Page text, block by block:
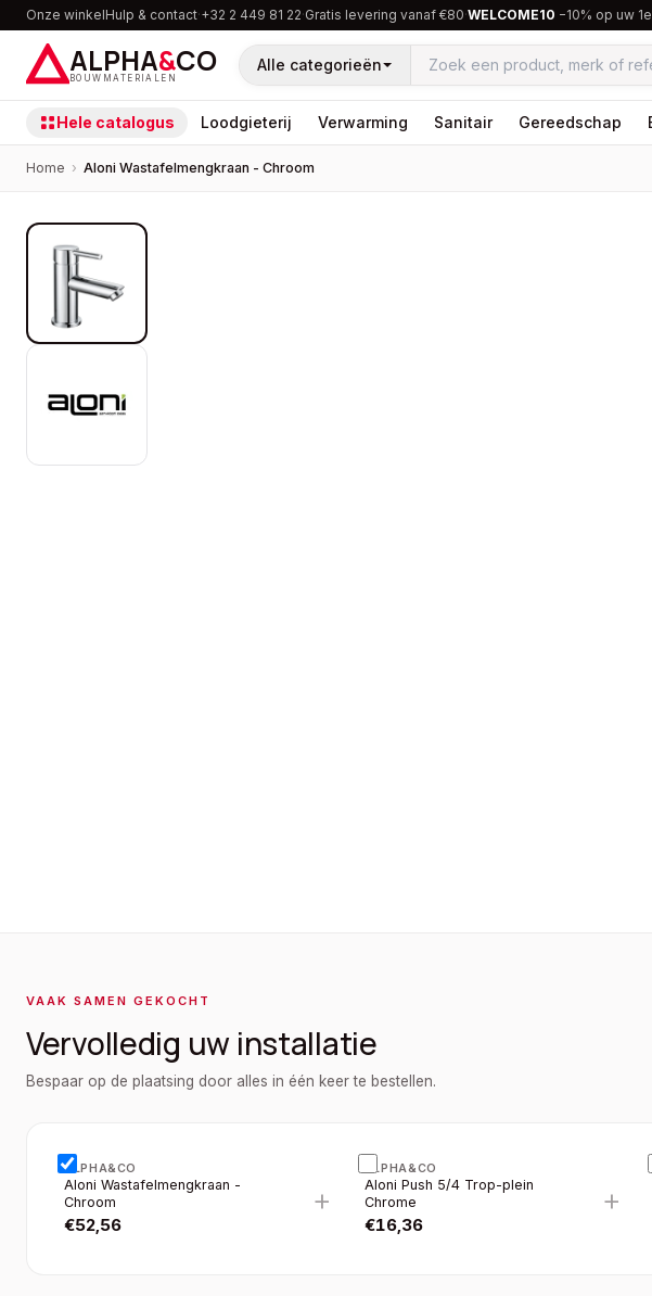
Onze winkelHulp & contact·+32 2 449 81 22·Gratis levering vanaf €80·WELCOME10 −10% op uw
ALPHA&CO
BOUWMATERIALEN
Alle categorieën
Hele catalogus Loodgieterij Verwarming Sanitair Gereedschap
Home › Aloni Wastafelmengkraan - Chroom
VAAK SAMEN GEKOCHT
Vervolledig uw installatie
Bespaar op de plaatsing door alles in één keer te bestellen.
ALPHA&CO
Aloni Wastafelmengkraan -
Chroom
€52,56
+
ALPHA&CO
Aloni Push 5/4 Trop-plein
Chrome
€16,36
+